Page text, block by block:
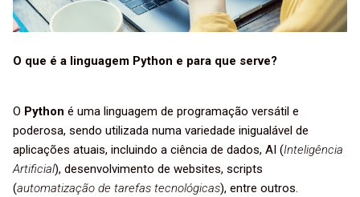
O que é a linguagem Python e para que serve?
O Python é uma linguagem de programação versátil e
poderosa, sendo utilizada numa variedade inigualável de
aplicações atuais, incluindo a ciência de dados, AI (Inteligência
Artificial), desenvolvimento de websites, scripts
(automatização de tarefas tecnológicas), entre outros.